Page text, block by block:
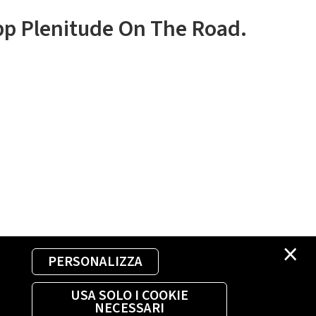
×
PERSONALIZZA
USA SOLO I COOKIE
NECESSARI
Plenitude On The Road.